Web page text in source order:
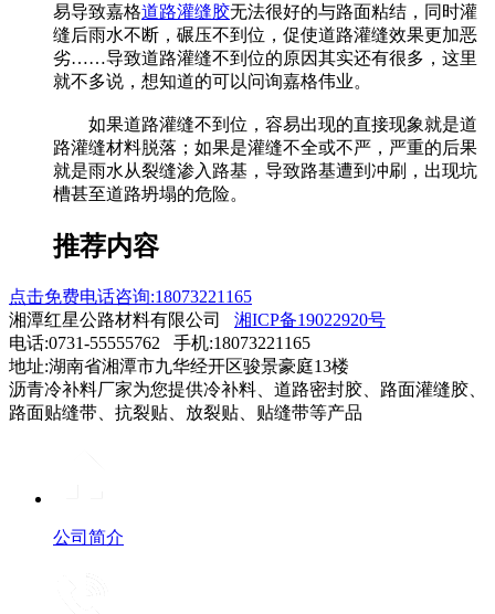
易导致嘉格道路灌缝胶无法很好的与路面粘结，同时灌
缝后雨水不断，碾压不到位，促使道路灌缝效果更加恶
劣……导致道路灌缝不到位的原因其实还有很多，这里
就不多说，想知道的可以问询嘉格伟业。
如果道路灌缝不到位，容易出现的直接现象就是道
路灌缝材料脱落；如果是灌缝不全或不严，严重的后果
就是雨水从裂缝渗入路基，导致路基遭到冲刷，出现坑
槽甚至道路坍塌的危险。
推荐内容
点击免费电话咨询:18073221165
湘潭红星公路材料有限公司 湘ICP备19022920号
电话:0731-55555762 手机:18073221165
地址:湖南省湘潭市九华经开区骏景豪庭13楼
沥青冷补料厂家为您提供冷补料、道路密封胶、路面灌缝胶、
路面贴缝带、抗裂贴、放裂贴、贴缝带等产品
公司简介